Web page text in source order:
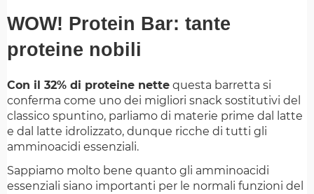
WOW! Protein Bar: tante
proteine nobili
Con il 32% di proteine nette questa barretta si
conferma come uno dei migliori snack sostitutivi del
classico spuntino, parliamo di materie prime dal latte
e dal latte idrolizzato, dunque ricche di tutti gli
amminoacidi essenziali.
Sappiamo molto bene quanto gli amminoacidi
essenziali siano importanti per le normali funzioni del